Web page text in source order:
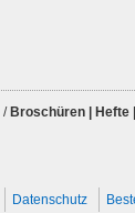
/Broschüren | Hefte
Datenschutz